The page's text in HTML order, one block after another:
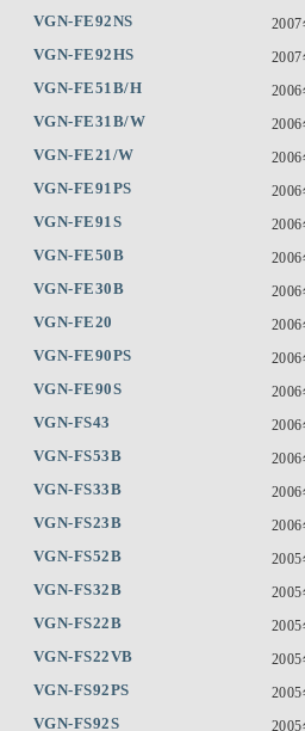
VGN-FE92NS
VGN-FE92HS
VGN-FE51B/H
VGN-FE31B/W
VGN-FE21/W
VGN-FE91PS
VGN-FE91S
VGN-FE50B
VGN-FE30B
VGN-FE20
VGN-FE90PS
VGN-FE90S
VGN-FS43
VGN-FS53B
VGN-FS33B
VGN-FS23B
VGN-FS52B
VGN-FS32B
VGN-FS22B
VGN-FS22VB
VGN-FS92PS
VGN-FS92S